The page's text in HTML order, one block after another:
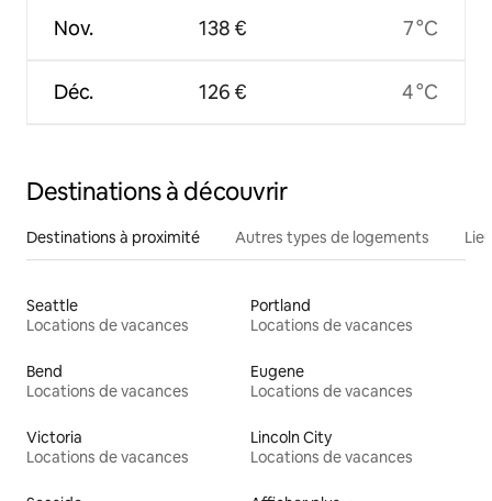
Nov.
Déc.
138 €
126 €
7 °C
4 °C
Destinations à découvrir
Destinations à proximité Autres types de logements
Seattle
Locations de vacances
Portland
Locations de vacances
Bend
Locations de vacances
Eugene
Locations de vacances
Victoria
Locations de vacances
Lincoln City
Locations de vacances